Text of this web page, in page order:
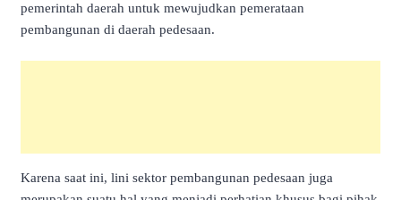
pemerintah daerah untuk mewujudkan pemerataan
pembangunan di daerah pedesaan.
Karena saat ini, lini sektor pembangunan pedesaan juga